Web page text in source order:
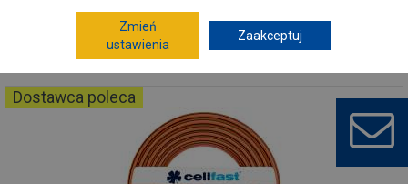
Dostawca poleca
Zmień
ustawienia
Zaakceptuj